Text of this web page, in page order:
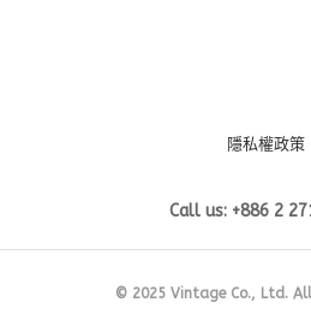
隱私權政策
Call us: +886 2
© 2025 Vintage Co., Ltd. All